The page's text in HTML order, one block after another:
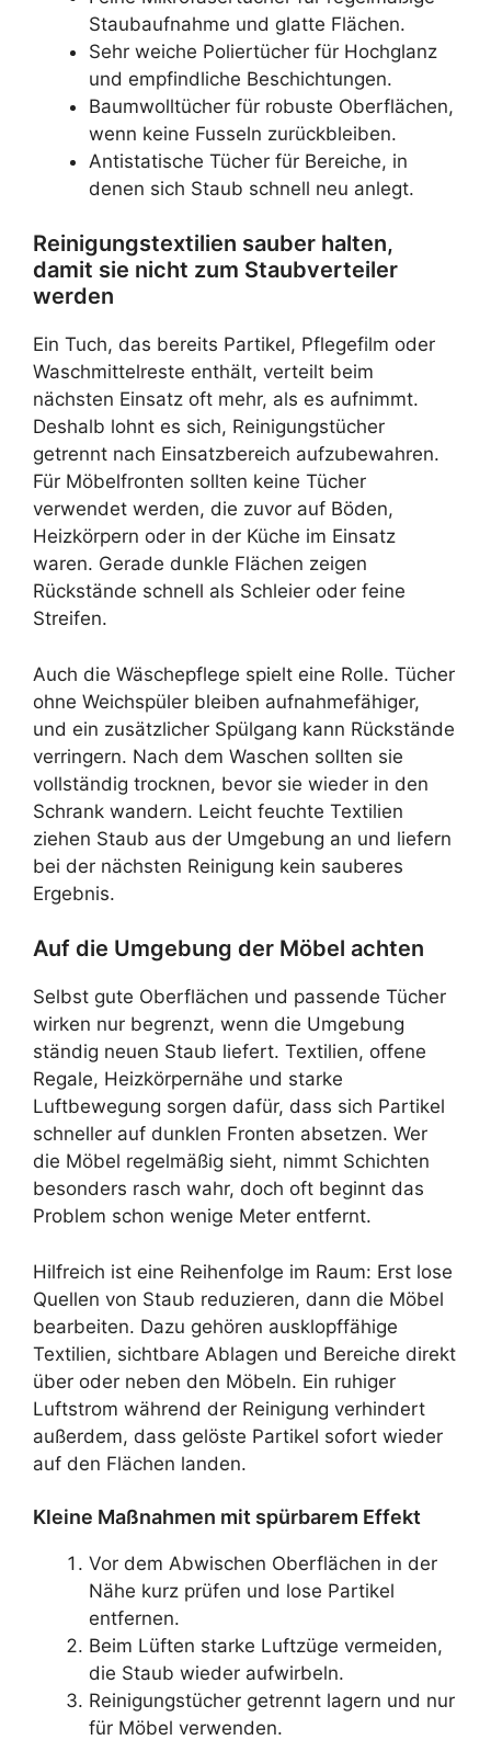
Staubaufnahme und glatte Flächen.
Sehr weiche Poliertücher für Hochglanz
und empfindliche Beschichtungen.
Baumwolltücher für robuste Oberflächen,
wenn keine Fusseln zurückbleiben.
Antistatische Tücher für Bereiche, in
denen sich Staub schnell neu anlegt.
Reinigungstextilien sauber halten,
damit sie nicht zum Staubverteiler
werden
Ein Tuch, das bereits Partikel, Pflegefilm oder
Waschmittelreste enthält, verteilt beim
nächsten Einsatz oft mehr, als es aufnimmt.
Deshalb lohnt es sich, Reinigungstücher
getrennt nach Einsatzbereich aufzubewahren.
Für Möbelfronten sollten keine Tücher
verwendet werden, die zuvor auf Böden,
Heizkörpern oder in der Küche im Einsatz
waren. Gerade dunkle Flächen zeigen
Rückstände schnell als Schleier oder feine
Streifen.
Auch die Wäschepflege spielt eine Rolle. Tücher
ohne Weichspüler bleiben aufnahmefähiger,
und ein zusätzlicher Spülgang kann Rückstände
verringern. Nach dem Waschen sollten sie
vollständig trocknen, bevor sie wieder in den
Schrank wandern. Leicht feuchte Textilien
ziehen Staub aus der Umgebung an und liefern
bei der nächsten Reinigung kein sauberes
Ergebnis.
Auf die Umgebung der Möbel achten
Selbst gute Oberflächen und passende Tücher
wirken nur begrenzt, wenn die Umgebung
ständig neuen Staub liefert. Textilien, offene
Regale, Heizkörpernähe und starke
Luftbewegung sorgen dafür, dass sich Partikel
schneller auf dunklen Fronten absetzen. Wer
die Möbel regelmäßig sieht, nimmt Schichten
besonders rasch wahr, doch oft beginnt das
Problem schon wenige Meter entfernt.
Hilfreich ist eine Reihenfolge im Raum: Erst lose
Quellen von Staub reduzieren, dann die Möbel
bearbeiten. Dazu gehören ausklopffähige
Textilien, sichtbare Ablagen und Bereiche direkt
über oder neben den Möbeln. Ein ruhiger
Luftstrom während der Reinigung verhindert
außerdem, dass gelöste Partikel sofort wieder
auf den Flächen landen.
Kleine Maßnahmen mit spürbarem Effekt
Vor dem Abwischen Oberflächen in der
Nähe kurz prüfen und lose Partikel
entfernen.
Beim Lüften starke Luftzüge vermeiden,
die Staub wieder aufwirbeln.
Reinigungstücher getrennt lagern und nur
für Möbel verwenden.